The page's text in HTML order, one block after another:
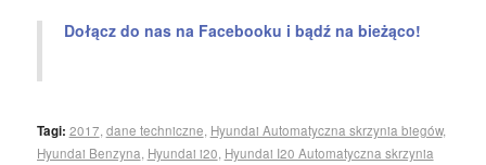
Dołącz do nas na Facebooku i bądź na bieżąco!
Tagi: 2017 dane techniczne Hyundai Automatyczna skrzynia biegów,
Hyundai Benzyna Hyundai i20 Hyundai I20 Automatyczna skrzynia